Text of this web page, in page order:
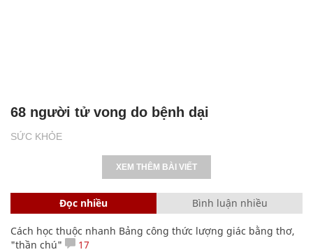
SỨC KHỎE
68 người tử vong do bệnh dại
XEM THÊM BÀI VIẾT
Đọc nhiều Bình luận nhiều
Cách học thuộc nhanh Bảng công thức lượng giác bằng thơ,
"thần chú"
17